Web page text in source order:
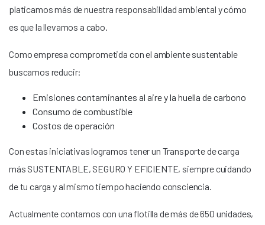
platicamos más de nuestra responsabilidad ambiental y cómo
es que la llevamos a cabo.
Como empresa comprometida con el ambiente sustentable
buscamos reducir:
Emisiones contaminantes al aire y la huella de carbono
Consumo de combustible
Costos de operación
Con estas iniciativas logramos tener un Transporte de carga
más SUSTENTABLE, SEGURO Y EFICIENTE, siempre cuidando
de tu carga y al mismo tiempo haciendo consciencia.
Actualmente contamos con una flotilla de más de 650 unidades,